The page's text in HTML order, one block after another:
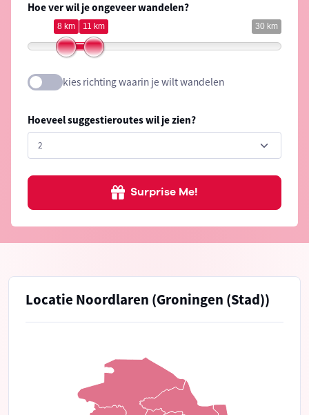
Hoe ver wil je ongeveer wandelen?
30 km
8 km 11 km
kies richting waarin je wilt wandelen
Hoeveel suggestieroutes wil je zien?
Surprise Me!
Locatie Noordlaren (Groningen (Stad))